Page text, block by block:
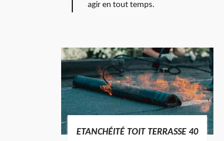
agir en tout temps.
ETANCHÉITÉ TOIT TERRASSE 40